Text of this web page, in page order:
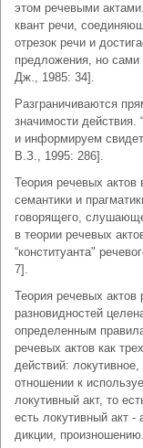
этом речевыми
квант речи,
отрезок речи и
предложения, но
Дж., 1985: 34].
Разграничиваются
значимости
и информируем
В.З., 1995: 286].
Теория речевых актов
семантики и
говорящего,
в теории речевых
“конституанта"
7].
Теория речевых актов
разновидностей
определенным
речевых актов как
действий:
отношении к
локутивный акт, то
есть локутивный акт
дикции, произношению.